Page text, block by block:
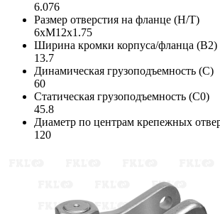
6.076
Размер отверстия на фланце (H/T)
6xM12x1.75
Ширина кромки корпуса/фланца (B2)
13.7
Динамическая грузоподъемность (C)
60
Статическая грузоподъемность (C0)
45.8
Диаметр по центрам крепежных
120